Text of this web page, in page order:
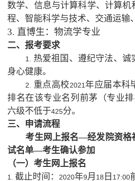
数学、信息与计算科学、计算机
程、智能科学与技术、交通运输
3. 直博生： 物流学专业
二、报考要求
1. 热爱祖国、遵纪守法、诚
身心健康。
2. 重点高校2021年应届本科
排名在该专业名列前茅（专业
六级不低于425分。
三、申请流程
考生网上报名—经发院资
试名单—考生确认参加
（一）考生网上报名
1. 截止时间： 2020年9月 18 日 17:00